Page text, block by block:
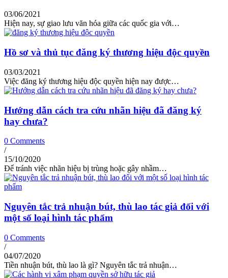
03/06/2021
Hiện nay, sự giao lưu văn hóa giữa các quốc gia với…
Hồ sơ và thủ tục đăng ký thương hiệu độc quyền
03/03/2021
Việc đăng ký thương hiệu độc quyền hiện nay được…
Hướng dẫn cách tra cứu nhãn hiệu đã đăng ký
hay chưa?
0 Comments
/
15/10/2020
Để tránh việc nhãn hiệu bị trùng hoặc gây nhầm…
Nguyên tắc trả nhuận bút, thù lao tác giả đối với
một số loại hình tác phẩm
0 Comments
/
04/07/2020
Tiền nhuận bút, thù lao là gì? Nguyên tắc trả nhuận…